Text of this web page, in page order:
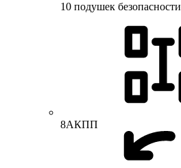
10 подушек безопасности
8АКПП